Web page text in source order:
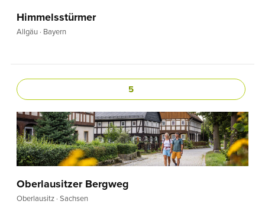
Himmelsstürmer
Allgäu · Bayern
5
Oberlausitzer Bergweg
Oberlausitz · Sachsen